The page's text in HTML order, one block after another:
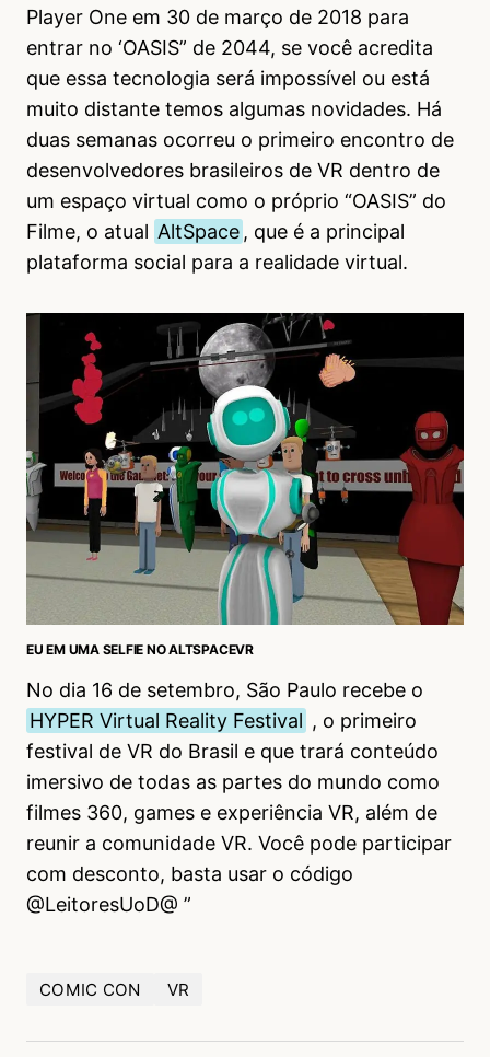
Player One em 30 de março de 2018 para
entrar no ‘OASIS” de 2044, se você acredita
que essa tecnologia será impossível ou está
muito distante temos algumas novidades. Há
duas semanas ocorreu o primeiro encontro de
desenvolvedores brasileiros de VR dentro de
um espaço virtual como o próprio “OASIS” do
Filme, o atual AltSpace , que é a principal
plataforma social para a realidade virtual.
EU EM UMA SELFIE NO ALTSPACEVR
No dia 16 de setembro, São Paulo recebe o
HYPER Virtual Reality Festival , o primeiro
festival de VR do Brasil e que trará conteúdo
imersivo de todas as partes do mundo como
filmes 360, games e experiência VR, além de
reunir a comunidade VR. Você pode participar
com desconto, basta usar o código
@LeitoresUoD@ ”
COMIC CON VR